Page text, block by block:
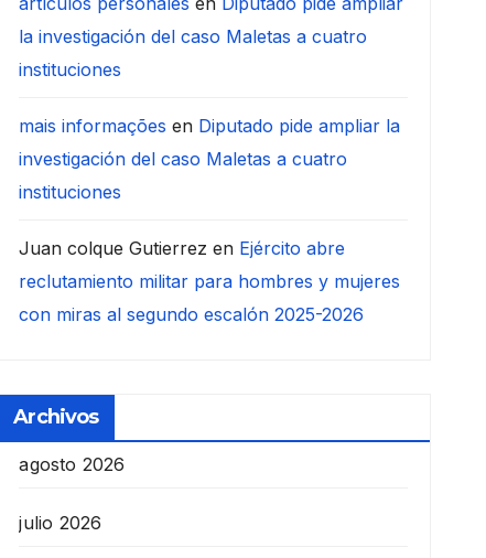
la investigación del caso Maletas a cuatro
instituciones
mais informações en Diputado pide ampliar la
investigación del caso Maletas a cuatro
instituciones
Juan colque Gutierrez en Ejército abre
reclutamiento militar para hombres y mujeres
con miras al segundo escalón 2025-2026
Archivos
agosto 2026
julio 2026